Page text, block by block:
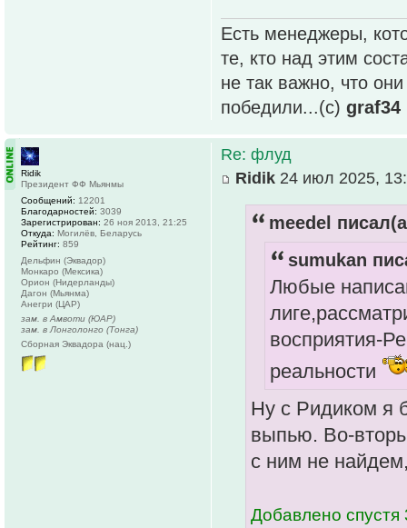
Есть менеджеры,
те, кто над этим
не так важно, что
победили...(с) graf34
Re: флуд
Ridik 24 июл 2025,
meedel
sumukan
Любые
восприятия-
реальности
Ну с Ридиком я
выпью. Во-
с ним не
Добавлено спустя
Ridik
Президент ФФ Мьянмы
Сообщений: 12201
Благодарностей: 3039
Зарегистрирован: 26 ноя 2013, 21:25
Откуда: Могилёв, Беларусь
Рейтинг: 859
Дельфин (Эквадор)
Монкаро (Мексика)
Орион (Нидерланды)
Дагон (Мьянма)
Анегри (ЦАР)
зам. в Амвоти (ЮАР)
зам. в Лонголонго (Тонга)
Сборная Эквадора (нац.)